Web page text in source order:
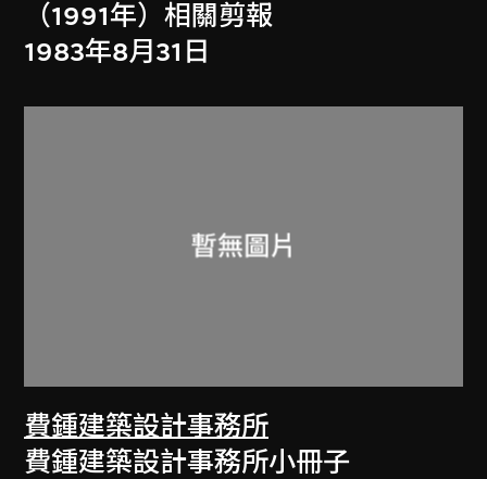
（1991年）相關剪報
1983年8月31日
費鍾建築設計事務所
費鍾建築設計事務所小冊子